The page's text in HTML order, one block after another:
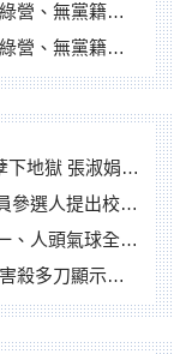
籍忙否認是烏龜
籍忙否認是烏龜
批：舌頭殺人有罪
反毒防線升級政見
頭氣球全登場
刀顯示怨恨深